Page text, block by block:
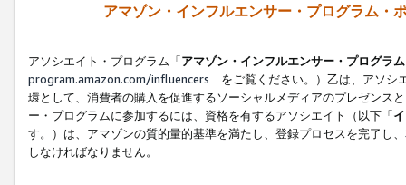
アマゾン・インフルエンサー・プログラム・
アソシエイト・プログラム「アマゾン・インフルエンサー・プログラム
program.amazon.com/influencers をご覧ください。）乙は、アソシ
環として、消費者の購入を促進するソーシャルメディアのプレゼンス
ー・プログラムに参加するには、資格を有するアソシエイト（以下「
す。）は、アマゾンの質的量的基準を満たし、登録プロセスを完了し、
しなければなりません。